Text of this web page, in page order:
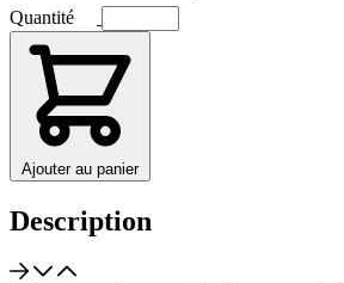
Quantité
Ajouter au panier
Description